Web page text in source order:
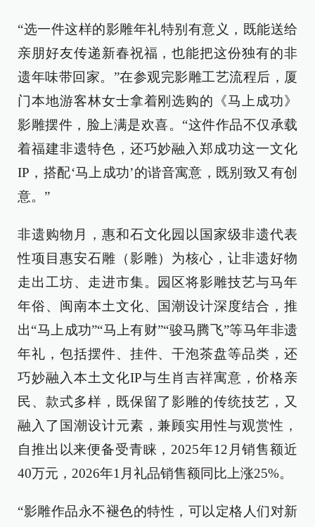
“选一件这样的影雕年礼特别有意义，既能送给
亲朋好友传递新春祝福，也能把这份独有的非
遗年味带回家。”在参观完影雕工艺流程后，厦
门本地游客林女士拿着刚选购的《马上成功》
影雕摆件，脸上满是欢喜。“这件作品不仅承载
着福建非遗特色，还巧妙融入郑成功这一文化
IP，搭配‘马上成功’的谐音寓意，既别致又有创
意。”
非遗购物月，惠和石文化园以国家级非遗代表
性项目惠安石雕（影雕）为核心，让非遗好物
走出工坊、走进市集。园区将影雕技艺与马年
年俗、闽南本土文化、国潮设计深度结合，推
出“马上成功”“马上有财”“骏马腾飞”等马年非遗
年礼，包括摆件、挂件、干泡茶盘等品类，还
巧妙融入本土文化IP与生肖吉祥寓意，价格亲
民、款式多样，既保留了影雕的传统技艺，又
融入了国潮设计元素，兼顾实用性与观赏性，
自推出以来便备受青睐，2025年12月销售额近
40万元，2026年1月礼品销售额同比上涨25%。
“影雕作品永不褪色的特性，可以定格人们对新